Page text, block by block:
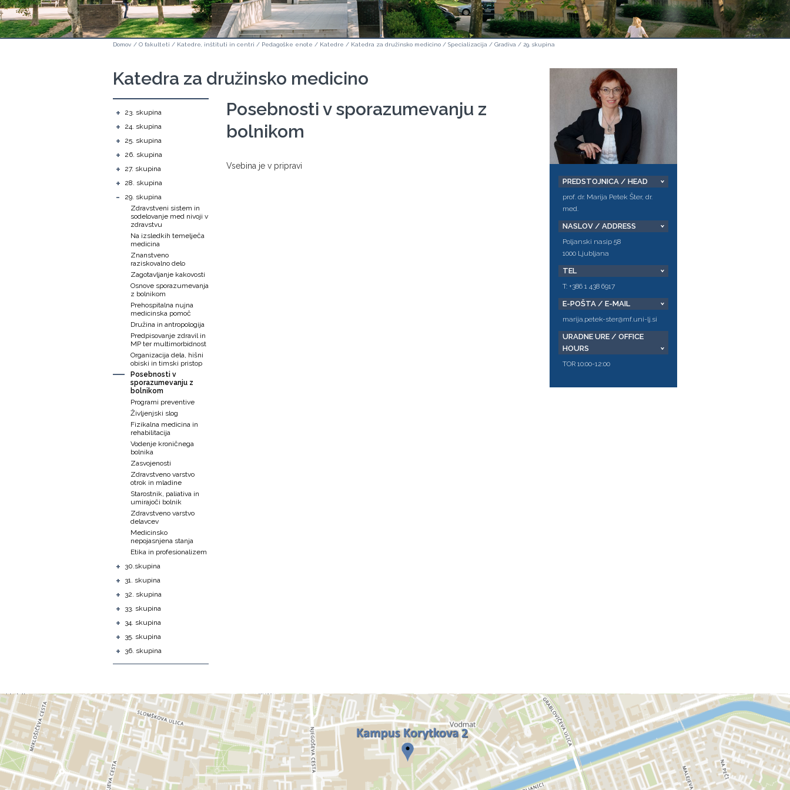
Domov / O fakulteti / Katedre, inštituti in centri / Pedagoške enote / Katedre / Katedra za družinsko medicino / Specializacija / Gradiva / 29. skupina
Katedra za družinsko medicino
+ 23. skupina
+ 24. skupina
+ 25. skupina
+ 26. skupina
+ 27. skupina
+ 28. skupina
-
29. skupina
Zdravstveni sistem in
sodelovanje med nivoji v
zdravstvu
Na izsledkih temelječa
medicina
Znanstveno
raziskovalno delo
Zagotavljanje kakovosti
Osnove sporazumevanja
z bolnikom
Prehospitalna nujna
medicinska pomoč
Družina in antropologija
Predpisovanje zdravil in
MP ter multimorbidnost
Organizacija dela, hišni
obiski in timski pristop
Posebnosti v
sporazumevanju z
bolnikom
Programi preventive
Življenjski slog
Fizikalna medicina in
rehabilitacija
Vodenje kroničnega
bolnika
Zasvojenosti
Zdravstveno varstvo
otrok in mladine
Starostnik, paliativa in
umirajoči bolnik
Zdravstveno varstvo
delavcev
Medicinsko
nepojasnjena stanja
Etika in profesionalizem
+ 30.skupina
+ 31. skupina
+ 32. skupina
+ 33. skupina
+ 34. skupina
+ 35. skupina
+ 36. skupina
Posebnosti v sporazumevanju z
bolnikom
​​​​​​​Vsebina je v pripravi
PREDSTOJNICA / HEAD
prof. dr. Marija Petek Šter, dr.
med.
NASLOV / ADDRESS
Poljanski nasip 58
1000 Ljubljana
TEL
T: +386 1 438 6917
E-POŠTA / E-MAIL
marija.petek-ster@mf.uni-lj.si
URADNE URE / OFFICE
HOURS
TOR 10:00-12:00